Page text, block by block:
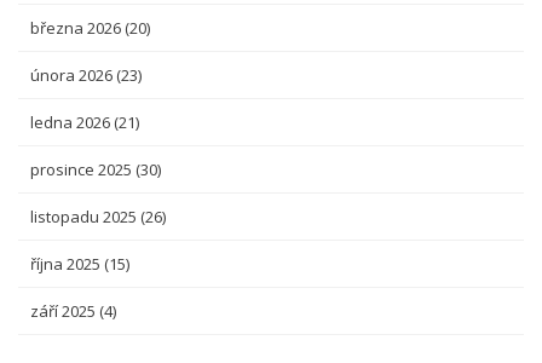
března 2026 (20)
února 2026 (23)
ledna 2026 (21)
prosince 2025 (30)
listopadu 2025 (26)
října 2025 (15)
září 2025 (4)